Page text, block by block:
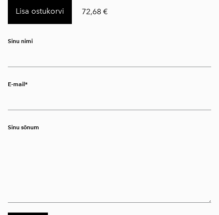
Lisa ostukorvi 72,68 €
Sinu nimi
E-mail
Sinu sõnum